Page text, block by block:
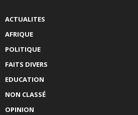
ACTUALITES
AFRIQUE
POLITIQUE
FAITS DIVERS
EDUCATION
NON CLASSÉ
OPINION